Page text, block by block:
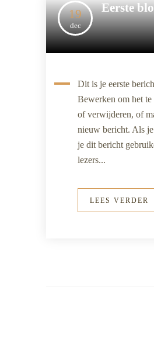
19
dec
Eerste
Dit is je eerste
Bewerken om het te
of verwijderen, of
nieuw bericht. Als
je dit bericht
lezers...
LEES VERDER